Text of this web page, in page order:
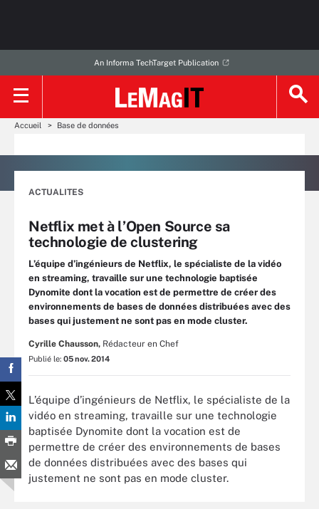
An Informa TechTarget Publication
Accueil Base de données
ACTUALITES
Netflix met à l’Open Source sa
technologie de clustering
L’équipe d’ingénieurs de Netflix, le spécialiste de la vidéo
en streaming, travaille sur une technologie baptisée
Dynomite dont la vocation est de permettre de créer des
environnements de bases de données distribuées avec des
bases qui justement ne sont pas en mode cluster.
Cyrille Chausson, Rédacteur en Chef
Publié le: 05 nov. 2014
L’équipe d’ingénieurs de Netflix, le spécialiste de la
vidéo en streaming, travaille sur une technologie
baptisée Dynomite dont la vocation est de
permettre de créer des environnements de bases
de données distribuées avec des bases qui
justement ne sont pas en mode cluster.